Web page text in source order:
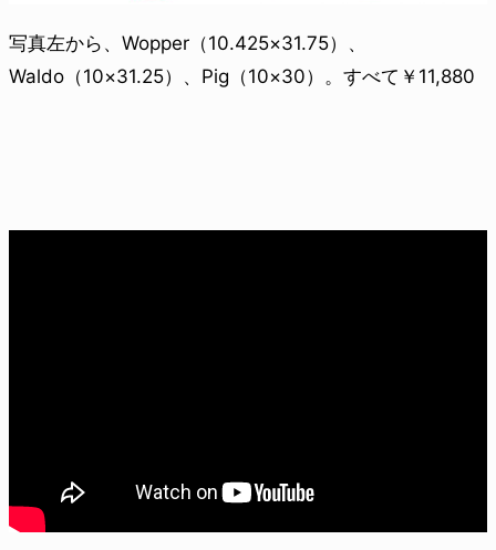
写真左から、Wopper（10.425×31.75）、
Waldo（10×31.25）、Pig（10×30）。すべて￥11,880